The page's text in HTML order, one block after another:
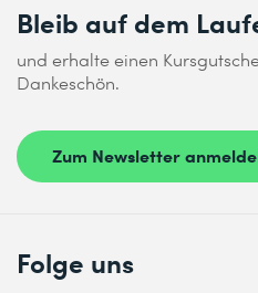
Bleib auf dem
und erhalte einen
Dankeschön.
Zum Newsletter
Folge uns